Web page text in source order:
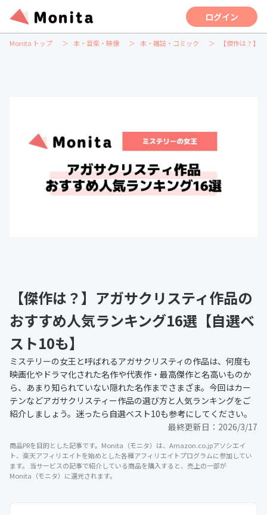
ログイン
Monita トップ 本・音楽・映像 本・雑誌・コミック 【傑作は？】
【傑作は？】アガサクリスティ作品の
おすすめ人気ランキング16選【自選ベ
スト10も】
ミステリーの女王と呼ばれるアガサクリスティの作品は、何度も
映画化やドラマ化された名作や代表作・最高傑作と名高いものか
ら、あまり知られていない隠れた名作までさまざま。今回はカー
テンなどアガサクリスティー作品の選び方と人気ランキングをご
紹介しましょう。迷ったら自選ベスト10も参考にしてください。
最終更新日： 2026/3/17
商品PRを目的とした記事です。Monita（モニタ）は、Amazon.co.jpアソシエイ
ト、楽天アフィリエイトを始めとした各種アフィリエイトプログラムに参加してい
ます。 当サービスの記事で紹介している商品を購入すると、売上の一部が
Monita（モニタ）に還元されます。